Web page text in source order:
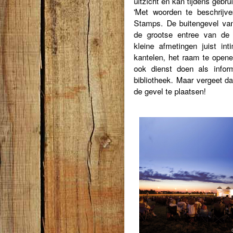
'Met woorden te
Stamps. De buitengevel
de grootse entree van
kleine afmetingen juist
kantelen, het raam te
ook dienst doen als
bibliotheek. Maar vergeet
de gevel te plaatsen!